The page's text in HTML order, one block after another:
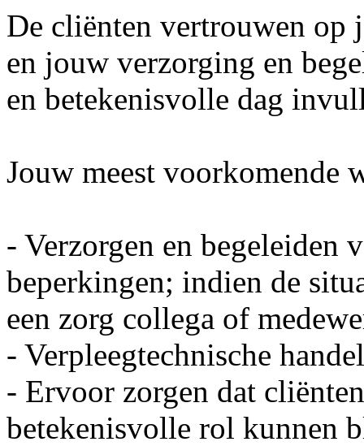
De cliënten vertrouwen
en jouw verzorging en
en betekenisvolle dag
Jouw meest voorkomende
- Verzorgen en begeleiden
beperkingen; indien de
een zorg collega of
- Verpleegtechnische
- Ervoor zorgen dat
betekenisvolle rol kunnen